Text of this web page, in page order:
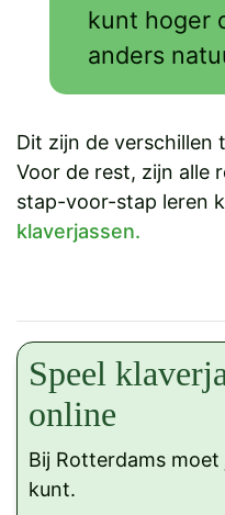
kunt hoger
anders
Dit zijn de verschillen
Voor de rest, zijn alle
stap-voor-stap leren
klaverjassen.
Speel
online
Bij Rotterdams
kunt.